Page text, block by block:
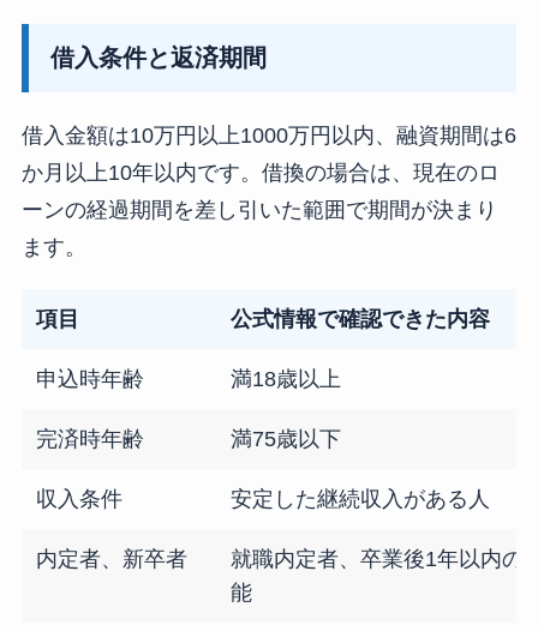
借入条件と返済期間
借入金額は10万円以上1000万円以内、融資期間は6
か月以上10年以内です。借換の場合は、現在のロ
ーンの経過期間を差し引いた範囲で期間が決まり
ます。
項目 公式情報で確認できた内容
申込時年齢 満18歳以上
完済時年齢 満75歳以下
収入条件 安定した継続収入がある人
内定者、新卒者
就職内定者、卒業後1年以内の
能